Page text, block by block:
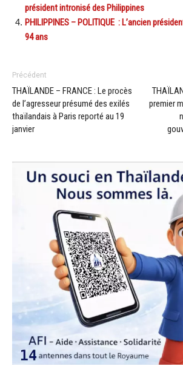
président intronisé des Philippines
PHILIPPINES – POLITIQUE : L’ancien
94 ans
Précédent
THAÏLANDE – FRANCE : Le procès
de l’agresseur présumé des exilés
thaïlandais à Paris reporté au 19
janvier
premier